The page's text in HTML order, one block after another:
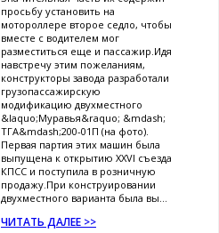
просьбу установить на
мотороллере второе седло, чтобы
вместе с водителем мог
разместиться еще и пассажир.Идя
навстречу этим пожеланиям,
конструкторы завода разработали
грузопассажирскую
модификацию двухместного
&laquo;Муравья&raquo; &mdash;
ТГА&mdash;200-01П (на фото).
Первая партия этих машин была
выпущена к открытию XXVI съезда
КПСС и поступила в розничную
продажу.При конструировании
двухместного варианта была вы...
ЧИТАТЬ ДАЛЕЕ >>